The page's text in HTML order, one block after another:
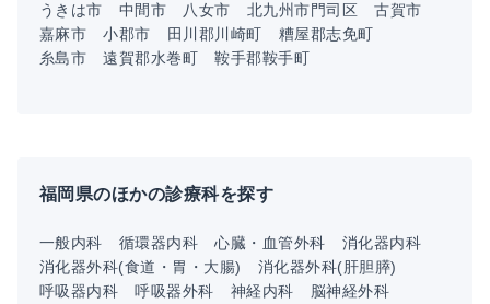
うきは市
中間市 八女市 北九州市門司区
古賀市
嘉麻市
小郡市 田川郡川崎町
糟屋郡志免町
糸島市
遠賀郡水巻町 鞍手郡鞍手町
福岡県のほかの診療科を探す
一般内科 循環器内科 心臓・血管外科
消化器内科
消化器外科(食道・胃・大腸)
消化器外科(肝胆膵)
呼吸器内科
呼吸器外科 神経内科
脳神経外科